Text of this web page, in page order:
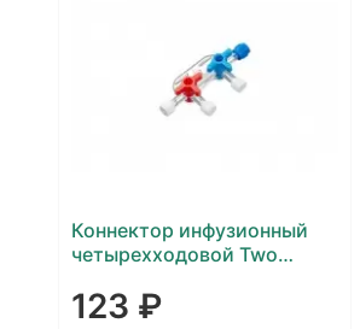
Коннектор инфузионный
четырехходовой Two
краника
123 ₽